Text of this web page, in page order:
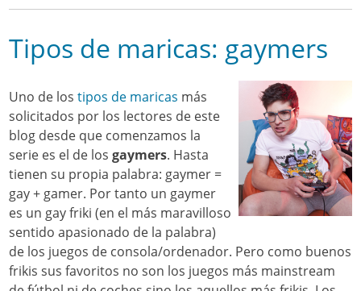
Tipos de maricas: gaymers
Uno de lostipos de maricas más
solicitados por los lectores de este
blog desde que comenzamos la
serie es el de losgaymers. Hasta
tienen su propia palabra: gaymer =
gay + gamer. Por tanto un gaymer
es un gay friki (en el más maravilloso
sentido apasionado de la palabra)
de los juegos de consola/ordenador. Pero como buenos
frikis sus favoritos no son los juegos más mainstream